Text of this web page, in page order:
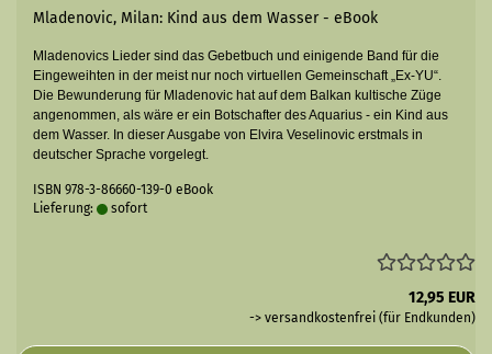
Mladenovic, Milan: Kind aus dem Wasser - eBook
Mladenovics Lieder sind das Gebetbuch und einigende Band für die
Eingeweihten in der meist nur noch virtuellen Gemeinschaft „Ex-YU“.
Die Bewunderung für Mladenovic hat auf dem Balkan kultische Züge
angenommen, als wäre er ein Botschafter des Aquarius - ein Kind aus
dem Wasser. In dieser Ausgabe von Elvira Veselinovic erstmals in
deutscher Sprache vorgelegt.
ISBN 978-3-86660-139-0 eBook
Lieferung:
sofort
12,95 EUR
-> versandkostenfrei (für Endkunden)